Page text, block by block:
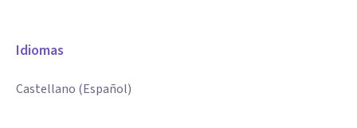
Idiomas
Castellano (Español)